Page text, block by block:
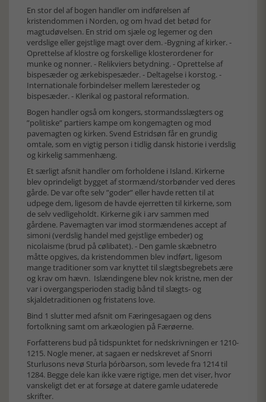
En stor del af bogen handler om indførelsen af
kristendommen i Norden, og om hvad det betød for
magtudøvelsen. En strid om sjæle og legemer og den
verdslige eller gejstlige magt over dem. -Bygning af kirker. -
Oprettelse af klostre og forskellige klosterordener for
munke og nonner. - Relikviers betydning. - Oprettelse af
bispesæder og ærkebispesæder. - Deltagelse i korstog. -
Internationale forbindelser mellem læresteder og
bispesæder. - Klerikal og pastoral reformation.
Bogen handler også om kongers, stormandsslægters og
”politiske” partiers kampe om kongemagten og mod
pavemagten og kirken. Svend Estridsøn får en grundig
omtale, som en vigtig person i tidlig dansk historie i verdslig
og kirkelig sammenhæng.
Et særligt afsnit handler om forholdene i Island. Kirkerne
blev oprindeligt bygget af stormænd/storbønder ved deres
gårde. De var ofte selv ”goder” eller havde retten til at
udpege dem, ligesom de havde ejerretten til kirkerne, som
de selv vedligeholdt. Kirkerne gik i arv sammen med
gårdene. Pavemagten var imod stormændenes accept af
simoni (verdslig handel med gejstlige embeder) og
nicolaisme (brud på cølibatet). - Den gamle skæbnetro
måtte opgives, da kristendommen blev indført, ligesom
mange traditioner som var knyttet til slægtsbegrebets ære
og krav om hævn. Islændingene blev nok kristne, men der
var i overgangsperioden stadig bånd til slægts- og
skjaldetraditionen og fristatens love.
Bind 1 slutter med afsnit om Færingesagaen og dens
fortolkning samt om arkæologien på Færøerne.
Forfatterens bud på tidspunktet for nedskrivningen er 1210-
1215. Nogle mener, at sagaen er nedskrevet af Snorri
Sturlusons nevø Sturla ϸórꝺarson, som levede fra 1214 til
1284. Begge dele kan ikke være rigtige, men det viser, hvor
vanskeligt det er at forsøge at datere gamle udaterede
skrifter.